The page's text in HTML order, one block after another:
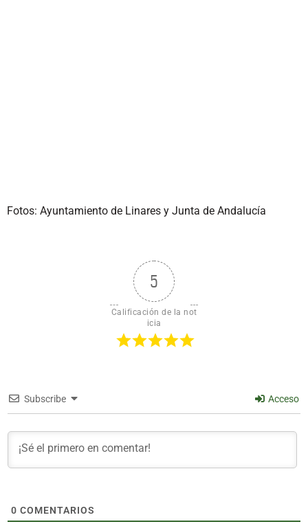
Fotos: Ayuntamiento de Linares y Junta de Andalucía
5
Calificación de la not
icia
Subscribe Acceso
0 COMENTARIOS